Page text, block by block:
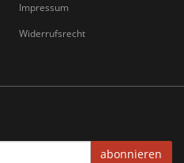
Impressum
Widerrufsrecht
abonnieren